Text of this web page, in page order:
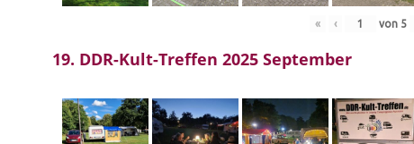
« ‹ von 5
19. DDR-Kult-Treffen 2025 September